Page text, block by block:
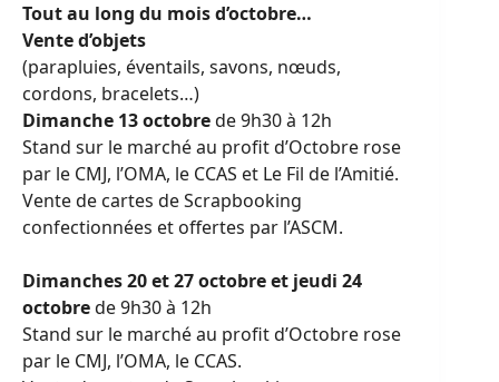
Tout au long du mois d’octobre…
Vente d’objets
(parapluies, éventails, savons, nœuds,
cordons, bracelets…)
Dimanche 13 octobrede 9h30 à 12h
Stand sur le marché au profit d’Octobre rose
par le CMJ, l’OMA, le CCAS et Le Fil de l’Amitié.
Vente de cartes de Scrapbooking
confectionnées et offertes par l’ASCM.
Dimanches 20 et 27 octobre et jeudi 24
octobrede 9h30 à 12h
Stand sur le marché au profit d’Octobre rose
par le CMJ, l’OMA, le CCAS.